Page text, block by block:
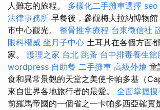
人難忘的旅程。 多樣化二手攤車選擇
法律事務所 早餐後，參觀梅夫拉納博物
市中心觀光。 整骨推拿療程 台東徵信社
眼科權威 坐月子中心 土耳其在各個方面
家。 護理之家 台北 跳蚤 台中排毒養生館
wordpress 自助餐 二手攤車 高級外燴 童
食和異常景觀的天堂之美使卡帕多基（
來自世界各地旅行者的最愛。 全面掌握
前羅馬帝國的一個省之一卡帕多西亞確實